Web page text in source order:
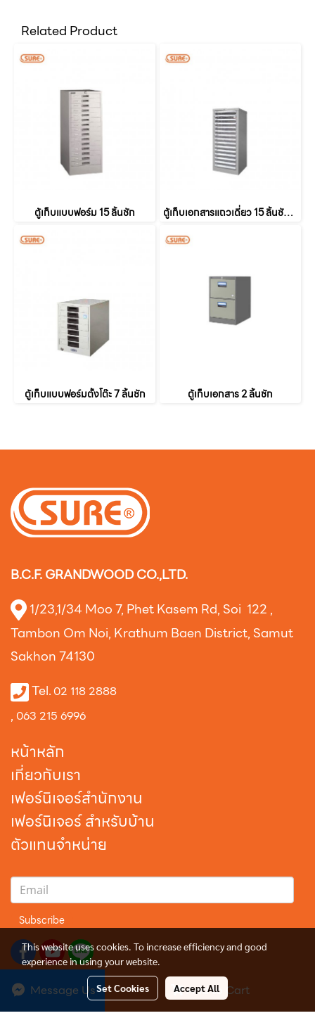
Add to Cart
Message Us
Related Product
ตู้เก็บแบบฟอร์ม 15 ลิ้นชัก ตู้เก็บเอกสารแถวเดี่ยว 15 ลิ้นชักเล็ก
ตู้เก็บแบบฟอร์มตั้งโต๊ะ 7 ลิ้นชัก ตู้เก็บเอกสาร 2 ลิ้นชัก
B.C.F. GRANDWOOD CO.,LTD.
1/23,1/34 Moo 7, Phet Kasem Rd, Soi 122 ,
Tambon Om Noi, Krathum Baen District, Samut
Sakhon 74130
Tel. 02 118 2888
, 063 215 6996
หน้าหลัก
เกี่ยวกับเรา
เฟอร์นิเจอร์สำนักงาน
เฟอร์นิเจอร์ สำหรับบ้าน
ตัวแทนจำหน่าย
Subscribe
This website uses cookies. To increase efficiency and good
experience in using your website.
Set Cookies Accept All